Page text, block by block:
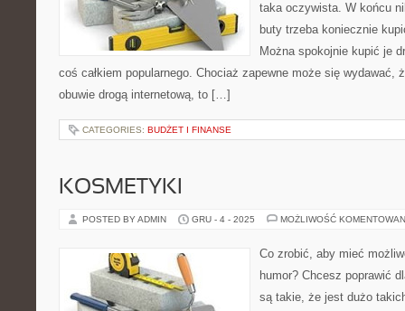
taka oczywista. W końcu
buty trzeba koniecznie
Można spokojnie kupić je
coś całkiem popularnego. Chociaż zapewne może się wydawać,
obuwie drogą internetową, to […]
CATEGORIES: BUDŻET I FINANSE
KOSMETYKI
POSTED BY ADMIN GRU - 4 - 2025 MOŻLIWOŚĆ
Co zrobić, aby mieć
humor? Chcesz poprawić
są takie, że jest dużo